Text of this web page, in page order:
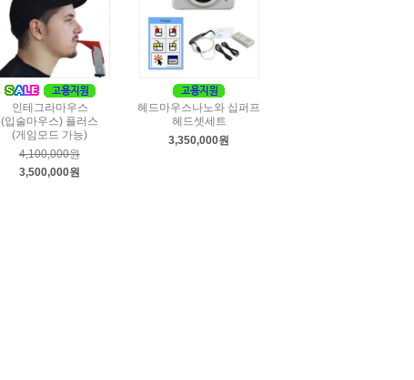
인테그라마우스
(입술마우스) 플러스
(게임모드 가능)
4,100,000원
3,500,000원
헤드마우스나노와 십퍼프
헤드셋세트
3,350,000원